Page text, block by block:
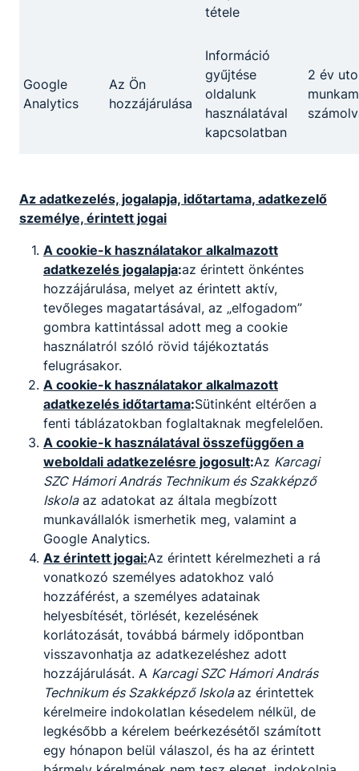
Informatikai rendszer- és alkalmazás-
Tovább
Kereskedelmi értékesítő
Kereskedelem
Tovább
Kereskedő és webáruházi technikus
Kereskedelem
Tovább
Kőműves
tétele
Google
Analytics
Az Ön
hozzájárulása
Információ
gyűjtése
oldalunk
használatával
kapcsolatban
2 év
Az adatkezelés, jogalapja, időtartama, adatkezelő
személye, érintett jogai
A cookie-k használatakor alkalmazott
adatkezelés jogalapja:az érintett önkéntes
hozzájárulása, melyet az érintett aktív,
tevőleges magatartásával, az „elfogadom”
gombra kattintással adott meg a cookie
használatról szóló rövid tájékoztatás
felugrásakor.
A cookie-k használatakor alkalmazott
adatkezelés időtartama:Sütinként eltérően a
fenti táblázatokban foglaltaknak megfelelően.
A cookie-k használatával összefüggően a
weboldali adatkezelésre jogosult:Az Karcagi
SZC Hámori András Technikum és Szakképző
Iskolaaz adatokat az általa megbízott
munkavállalók ismerhetik meg, valamint a
Google Analytics.
Az érintett jogai:Az érintett kérelmezheti a rá
vonatkozó személyes adatokhoz való
hozzáférést, a személyes adatainak
helyesbítését, törlését, kezelésének
korlátozását, továbbá bármely időpontban
visszavonhatja az adatkezeléshez adott
hozzájárulását. A Karcagi SZC Hámori András
Technikum és Szakképző Iskolaaz érintettek
kérelmeire indokolatlan késedelem nélkül, de
legkésőbb a kérelem beérkezésétől számított
egy hónapon belül válaszol, és ha az érintett